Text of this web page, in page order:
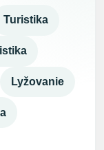
Turistika
Lyžovanie